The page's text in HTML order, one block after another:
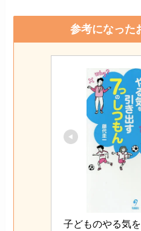
参考になった
子どものやる気